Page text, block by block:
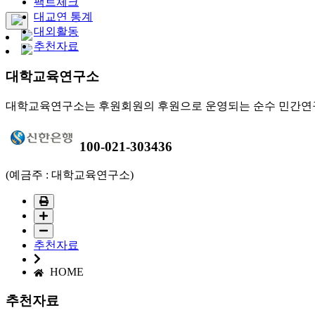
대교연 통계
대외활동
추천자료
대학교육연구소
대학교육연구소는 후원회원의 후원으로 운영되는 순수 민간연
100-021-303436
(예금주 : 대학교육연구소)
추천자료
HOME
추천자료